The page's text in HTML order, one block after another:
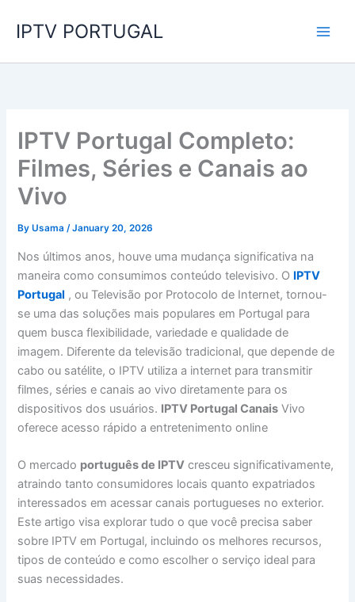
IPTV PORTUGAL
IPTV Portugal Completo:
Filmes, Séries e Canais ao
Vivo
ByUsama/January 20, 2026
Nos últimos anos, houve uma mudança significativa na
maneira como consumimos conteúdo televisivo. O IPTV
Portugal , ou Televisão por Protocolo de Internet, tornou-
se uma das soluções mais populares em Portugal para
quem busca flexibilidade, variedade e qualidade de
imagem. Diferente da televisão tradicional, que depende de
cabo ou satélite, o IPTV utiliza a internet para transmitir
filmes, séries e canais ao vivo diretamente para os
dispositivos dos usuários. IPTV Portugal Canais Vivo
oferece acesso rápido a entretenimento online
O mercado português de IPTV cresceu significativamente,
atraindo tanto consumidores locais quanto expatriados
interessados em acessar canais portugueses no exterior.
Este artigo visa explorar tudo o que você precisa saber
sobre IPTV em Portugal, incluindo os melhores recursos,
tipos de conteúdo e como escolher o serviço ideal para
suas necessidades.